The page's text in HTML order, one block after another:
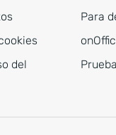
del
Para